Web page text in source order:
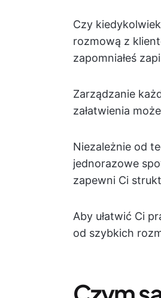
Czy
rozmową z
zapomniałeś
Zarządzanie
załatwienia
Niezależnie od
jednorazowe
zapewni Ci
Aby ułatwić Ci
od szybkich